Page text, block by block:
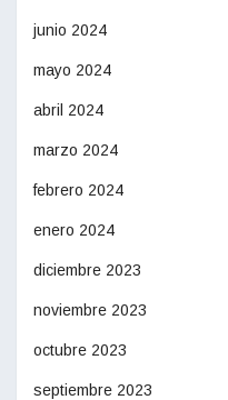
junio 2024
mayo 2024
abril 2024
marzo 2024
febrero 2024
enero 2024
diciembre 2023
noviembre 2023
octubre 2023
septiembre 2023